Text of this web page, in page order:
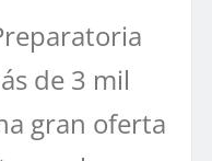
de 3 mil
gran oferta